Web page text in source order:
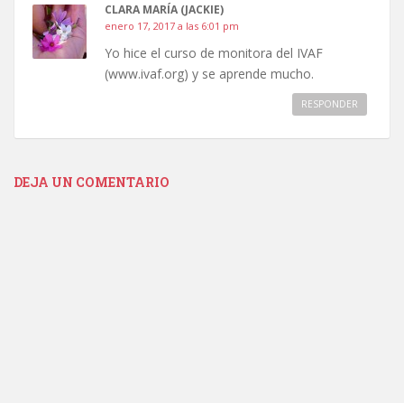
CLARA MARÍA (JACKIE)
enero 17, 2017 a las 6:01 pm
Yo hice el curso de monitora del IVAF
(www.ivaf.org) y se aprende mucho.
RESPONDER
DEJA UN COMENTARIO